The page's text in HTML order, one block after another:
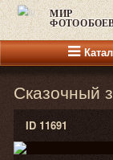
МИР
Сказочный
ID 11691